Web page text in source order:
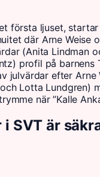
första ljuset,
där Arne Weise
(Anita Lindman
profil på barnens
julvärdar efter Arne
Lotta Lundgren)
när ”Kalle
SVT är